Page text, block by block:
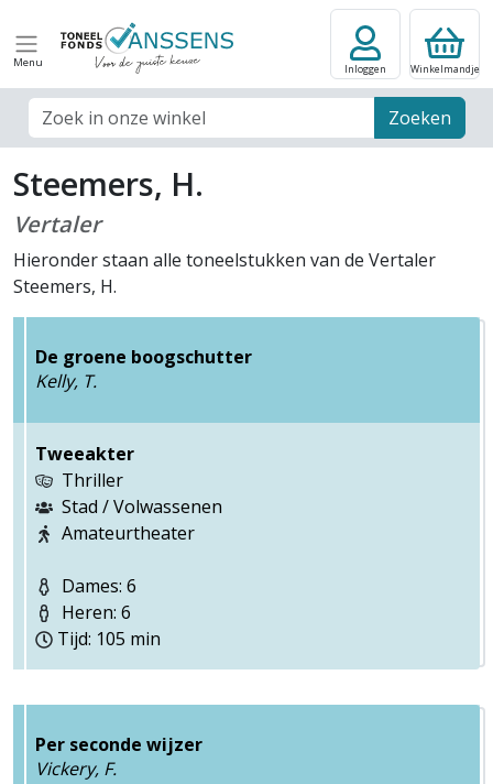
Menu
Zoek veld Zoeken
Inloggen Winkelmandje
Steemers, H.
Vertaler
Hieronder staan alle toneelstukken van de Vertaler
Steemers, H.
De groene boogschutter
Kelly, T.
Tweeakter
Thriller
Stad / Volwassenen
Amateurtheater
Dames: 6
Heren: 6
Tijd: 105 min
Per seconde wijzer
Vickery, F.